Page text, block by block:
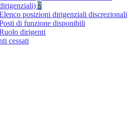
7
posizioni dirigenziali discrezionali
di funzione disponibili
dirigenti
cessati